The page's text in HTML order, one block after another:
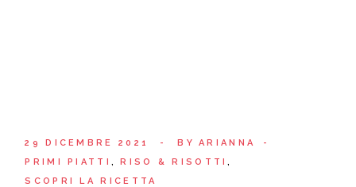
29 DICEMBRE 2021 BY
ARIANNA
PRIMI PIATTI
RISO & RISOTTI
SCOPRI LA RICETTA